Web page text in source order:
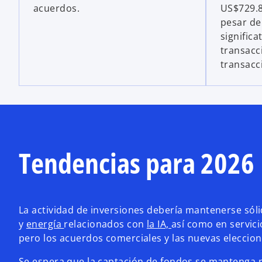
acuerdos.
pesar
Tendencias para 2026
La actividad de inversiones debería mantenerse
y energía relacionados con la IA, así como en
pero los acuerdos comerciales y las nuevas